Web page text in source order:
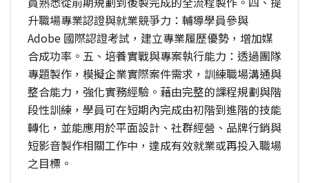
升職場專業認證與就業競爭力：輔導學員參與
Adobe 國際認證考試，建立專業履歷優勢，增加媒
合成功率。五、培養實戰與專案執行能力：透過團隊
專題製作，模擬企業實際案件需求，訓練職場溝通與
整合能力，強化實務經驗。藉由完整的課程規劃與階
段性訓練，學員可在短期內完成由初階到進階的技能
轉化，並能應用於平面設計、社群經營、品牌行銷與
短影音製作相關工作中，達成有效就業或再投入職場
之目標。